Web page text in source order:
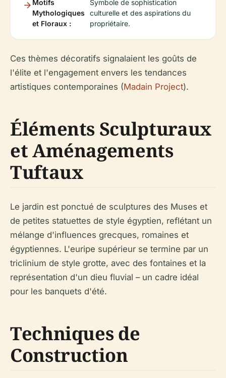
Motifs
Mythologiques
et Floraux :
Symbole de sophistication
culturelle et des aspirations du
propriétaire.
Ces thèmes décoratifs signalaient les goûts de
l'élite et l'engagement envers les tendances
artistiques contemporaines (Madain Project).
Éléments Sculpturaux
et Aménagements
Tuftaux
Le jardin est ponctué de sculptures des Muses et
de petites statuettes de style égyptien, reflétant un
mélange d'influences grecques, romaines et
égyptiennes. L'euripe supérieur se termine par un
triclinium de style grotte, avec des fontaines et la
représentation d'un dieu fluvial – un cadre idéal
pour les banquets d'été.
Techniques de
Construction